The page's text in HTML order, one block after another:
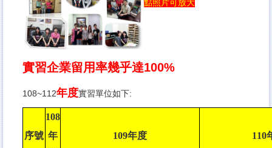
點照片可放大
實習企業留用率幾乎達100%
108~112年度實習單位如下:
序號
108
年
109年度 110